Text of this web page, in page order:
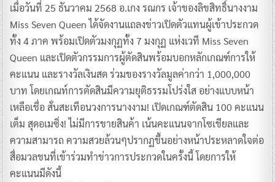
เมื่อวันที่ 25 ธันวาคม 2568 อ.เกง รณกร เจ้าของลิขสิทธิ์นางงาม
Miss Seven Queen ได้จัดงานแถลงข่าวเปิดตัวแทนผู้เข้าประกวด
ทั้ง 4 ภาค พร้อมเปิดตัวมงกุฏทั้ง 7 มงกุฏ แห่งเวที Miss Seven
Queen และเปิดตัวกรรมการผู้ตัดสินพร้อมบอกหลักเกณฑ์การให้
คะแนน และรางวัลเงินสด ร่วมของรางวัลมูลค่ากว่า 1,000,000
บาท โดยเกณท์การตัดสินมีความยุติธรรมโปร่งใส อย่างแบบหน้า
เหลือเชื่อ สั่นสะเทือนวงการนางงาม! เปิดเกณฑ์ตัดสิน 100 คะแนน
เต็ม สุดอเมซิ่ง! ไม่มีการขายสินค้า เน้นคะแนนจากโซเชียลและ
ความสามารถ ความสวยล้วนๆปรากฏขึ้นอย่างหน้าประหลาดใจต่อ
สื่อมวลชนที่เข้าร่วมทำข่าวการประกวดในครั้งนี้ โดยการให้
คะแนนมีดังนี้